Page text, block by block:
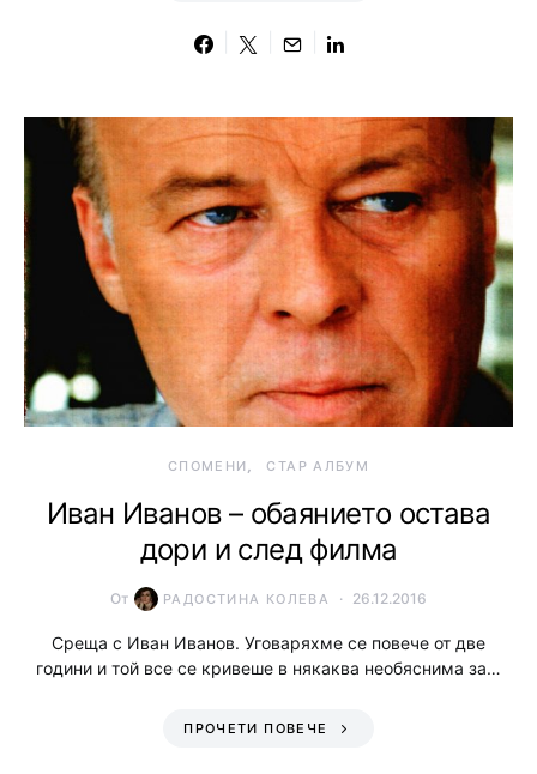
СПОМЕНИ СТАР АЛБУМ
Иван Иванов – обаянието остава
дори и след филма
От РАДОСТИНА КОЛЕВА 26.12.2016
Среща с Иван Иванов. Уговаряхме се повече от две
години и той все се кривеше в някаква необяснима за…
ПРОЧЕТИ ПОВЕЧЕ